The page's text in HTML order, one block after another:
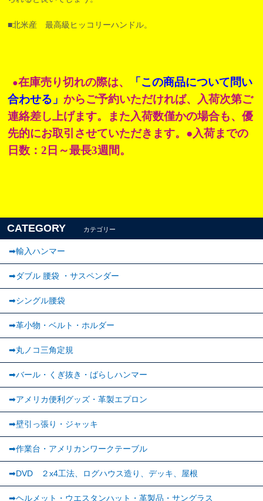
■北米産 最高級ヒッコリーハンドル。
●在庫売り切れの際は、
「この商品について問い
合わせる」からご予約いただければ、入荷次第ご
連絡差し上げます。また入荷数僅かの場合も、優
先的にお取引させていただきます。●入荷までの
日数：2日～最長3週間。
CATEGORY カテゴリー
➡輸入ハンマー
➡ダブル 腰袋 ・サスペンダー
➡︎シングル腰袋
➡︎革小物・ベルト・ホルダー
➡丸ノコ三角定規
➡バール・くぎ抜き・ばらしハンマー
➡アメリカ便利グッズ・革製エプロン
➡壁引っ張り・ジャッキ
➡作業台・アメリカンワークテーブル
➡DVD ２x4工法、ログハウス造り、デッキ、屋根
➡ヘルメット・ウエスタンハット・革製品・サングラス